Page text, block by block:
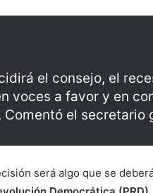
el consejo, el
voces a favor y en
Comentó el secretario
será algo que se